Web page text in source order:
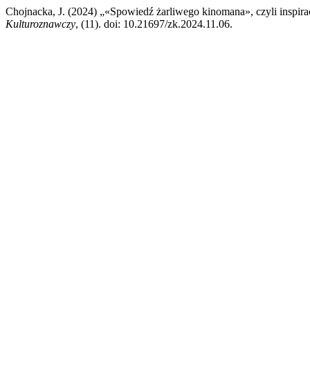
Chojnacka, J. (2024) „«Spowiedź żarliwego kinomana», czyli
Kulturoznawczy, (11). doi: 10.21697/zk.2024.11.06.